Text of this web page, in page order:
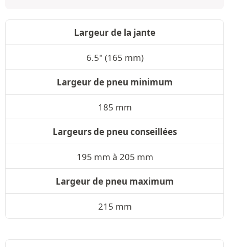
Largeur de la jante
6.5" (165 mm)
Largeur de pneu minimum
185 mm
Largeurs de pneu conseillées
195 mm à 205 mm
Largeur de pneu maximum
215 mm